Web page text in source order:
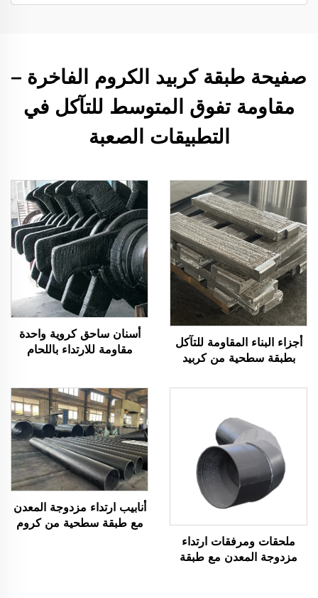
صفيحة طبقة كربيد الكروم الفاخرة –
مقاومة تفوق المتوسط للتآكل في
التطبيقات الصعبة
أجزاء البناء المقاومة للتآكل
بطبقة سطحية من كربيد
أسنان ساحق كروية واحدة
مقاومة للارتداء باللحام
ملحقات ومرفقات ارتداء
مزدوجة المعدن مع طبقة
أنابيب ارتداء مزدوجة المعدن
مع طبقة سطحية من كروم